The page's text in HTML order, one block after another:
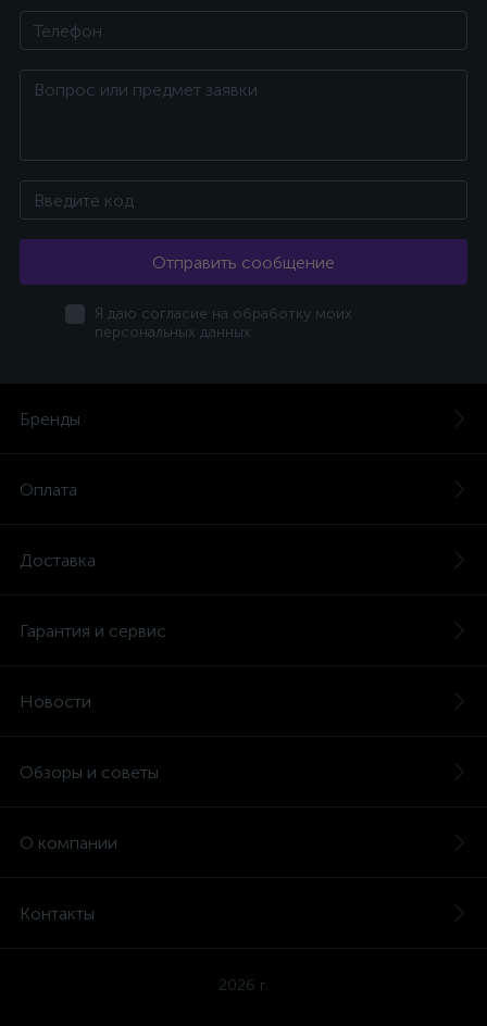
Отправить сообщение
Я даю согласие на обработку моих
персональных данных
Бренды
Оплата
Доставка
Гарантия и сервис
Новости
Обзоры и советы
О компании
Контакты
2026 г.